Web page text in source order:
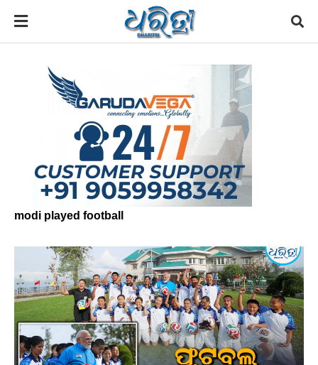
modi played football